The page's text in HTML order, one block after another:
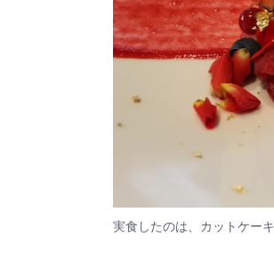
実食したのは、カットケーキ